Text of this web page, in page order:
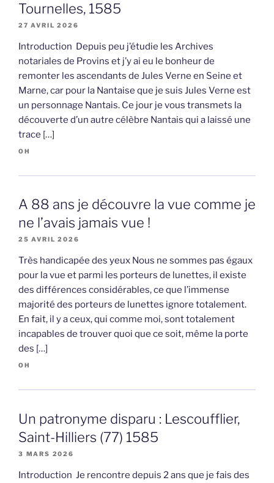
Tournelles, 1585
27 AVRIL 2026
Introduction Depuis peu j’étudie les Archives
notariales de Provins et j’y ai eu le bonheur de
remonter les ascendants de Jules Verne en Seine et
Marne, car pour la Nantaise que je suis Jules Verne est
un personnage Nantais. Ce jour je vous transmets la
découverte d’un autre célèbre Nantais qui a laissé une
trace […]
OH
A 88 ans je découvre la vue comme je
ne l’avais jamais vue !
25 AVRIL 2026
Très handicapée des yeux Nous ne sommes pas égaux
pour la vue et parmi les porteurs de lunettes, il existe
des différences considérables, ce que l’immense
majorité des porteurs de lunettes ignore totalement.
En fait, il y a ceux, qui comme moi, sont totalement
incapables de trouver quoi que ce soit, même la porte
des […]
OH
Un patronyme disparu : Lescoufflier,
Saint-Hilliers (77) 1585
3 MARS 2026
Introduction Je rencontre depuis 2 ans que je fais des